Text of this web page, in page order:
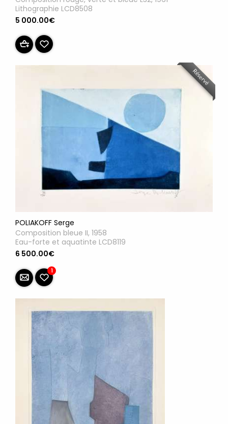
Lithographie LCD8508
5 000.00€
Réservé
POLIAKOFF Serge
Composition bleue II, 1958
Eau-forte et aquatinte LCD8119
6 500.00€
1